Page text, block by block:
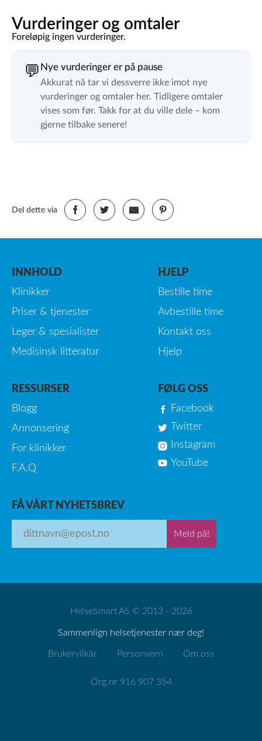
Vurderinger og omtaler
Foreløpig ingen vurderinger.
💬 Nye vurderinger er på pause
Akkurat nå tar vi dessverre ikke imot nye
vurderinger og omtaler her. Tidligere omtaler
vises som før. Takk for at du ville dele – kom
gjerne tilbake senere!
Del dette via
INNHOLD
Klinikker
Priser & tjenester
Leger & spesialister
Medisinsk litteratur
HJELP
Bestille time
Avbestille time
Kontakt oss
Hjelp
RESSURSER
Blogg
Annonsering
For klinikker
F.A.Q
FØLG OSS
Facebook
Twitter
Instagram
YouTube
FÅ VÅRT NYHETSBREV
Meld på!
HelseSmart AS © 2013 - 2026
Sammenlign helsetjenester nær deg!
Brukervilkår Personvern Om oss
Org.nr 916 907 354